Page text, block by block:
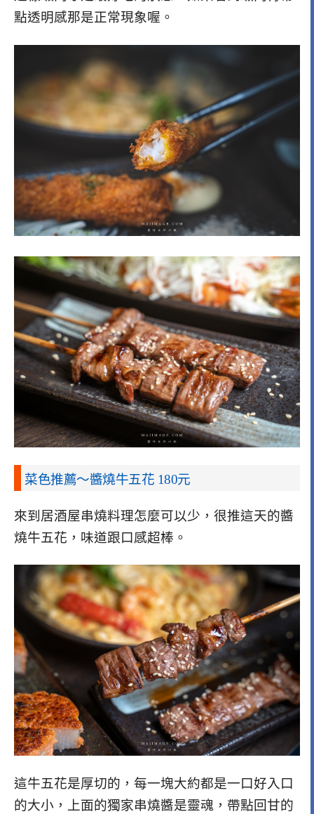
點透明感那是正常現象喔。
菜色推薦～醬燒牛五花 180元
來到居酒屋串燒料理怎麼可以少，很推這天的醬
燒牛五花，味道跟口感超棒。
這牛五花是厚切的，每一塊大約都是一口好入口
的大小，上面的獨家串燒醬是靈魂，帶點回甘的